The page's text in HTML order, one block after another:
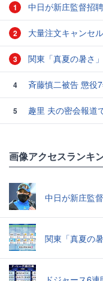
1 中日が新庄監督招
2 大量注文キャンセ
3 関東「真夏の暑さ
4 斉藤慎二被告 懲役
5
趣里 夫の密会報道
画像アクセスランキ
中日が新庄監
関東「真夏の